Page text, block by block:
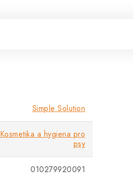
Simple Solution
Kosmetika a hygiena pro
psy
010279920091